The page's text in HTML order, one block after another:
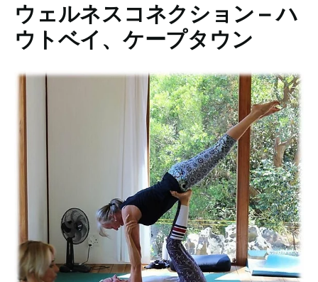
ウェルネスコネクション – ハ
ウトベイ、ケープタウン